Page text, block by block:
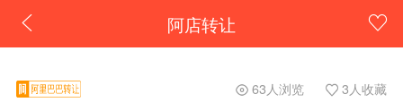
阿店转让
63人浏览 3人收藏